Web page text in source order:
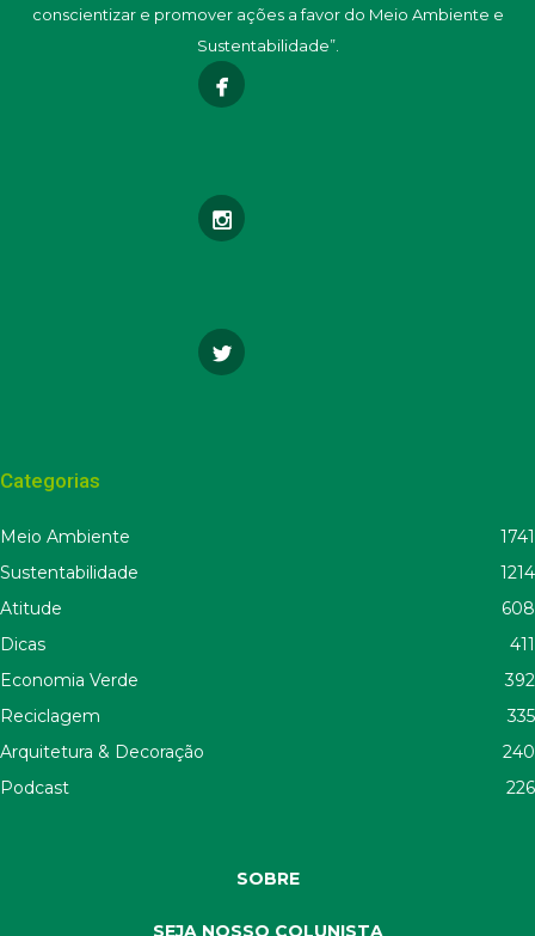
conscientizar e promover ações a favor do Meio Ambiente e
Sustentabilidade”.
Categorias
Meio Ambiente
1741
Sustentabilidade
1214
Atitude
608
Dicas
411
Economia Verde
392
Reciclagem
335
Arquitetura & Decoração
240
Podcast
226
SOBRE
SEJA NOSSO COLUNISTA